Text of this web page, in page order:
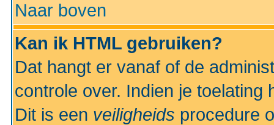
Naar boven
Kan ik HTML gebruiken?
Dat hangt er vanaf of de
controle over. Indien je
Dit is een veiligheids procedure